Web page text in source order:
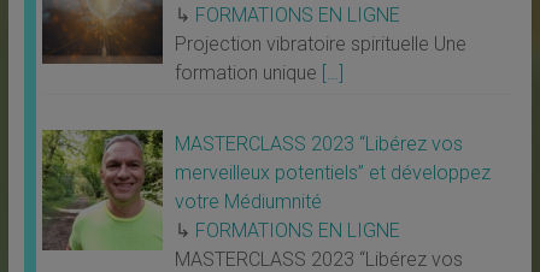
↳ FORMATIONS EN LIGNE
Projection vibratoire spirituelle Une
formation unique […]
MASTERCLASS 2023 “Libérez vos
merveilleux potentiels” et développez
votre Médiumnité
↳ FORMATIONS EN LIGNE
MASTERCLASS 2023 “Libérez vos